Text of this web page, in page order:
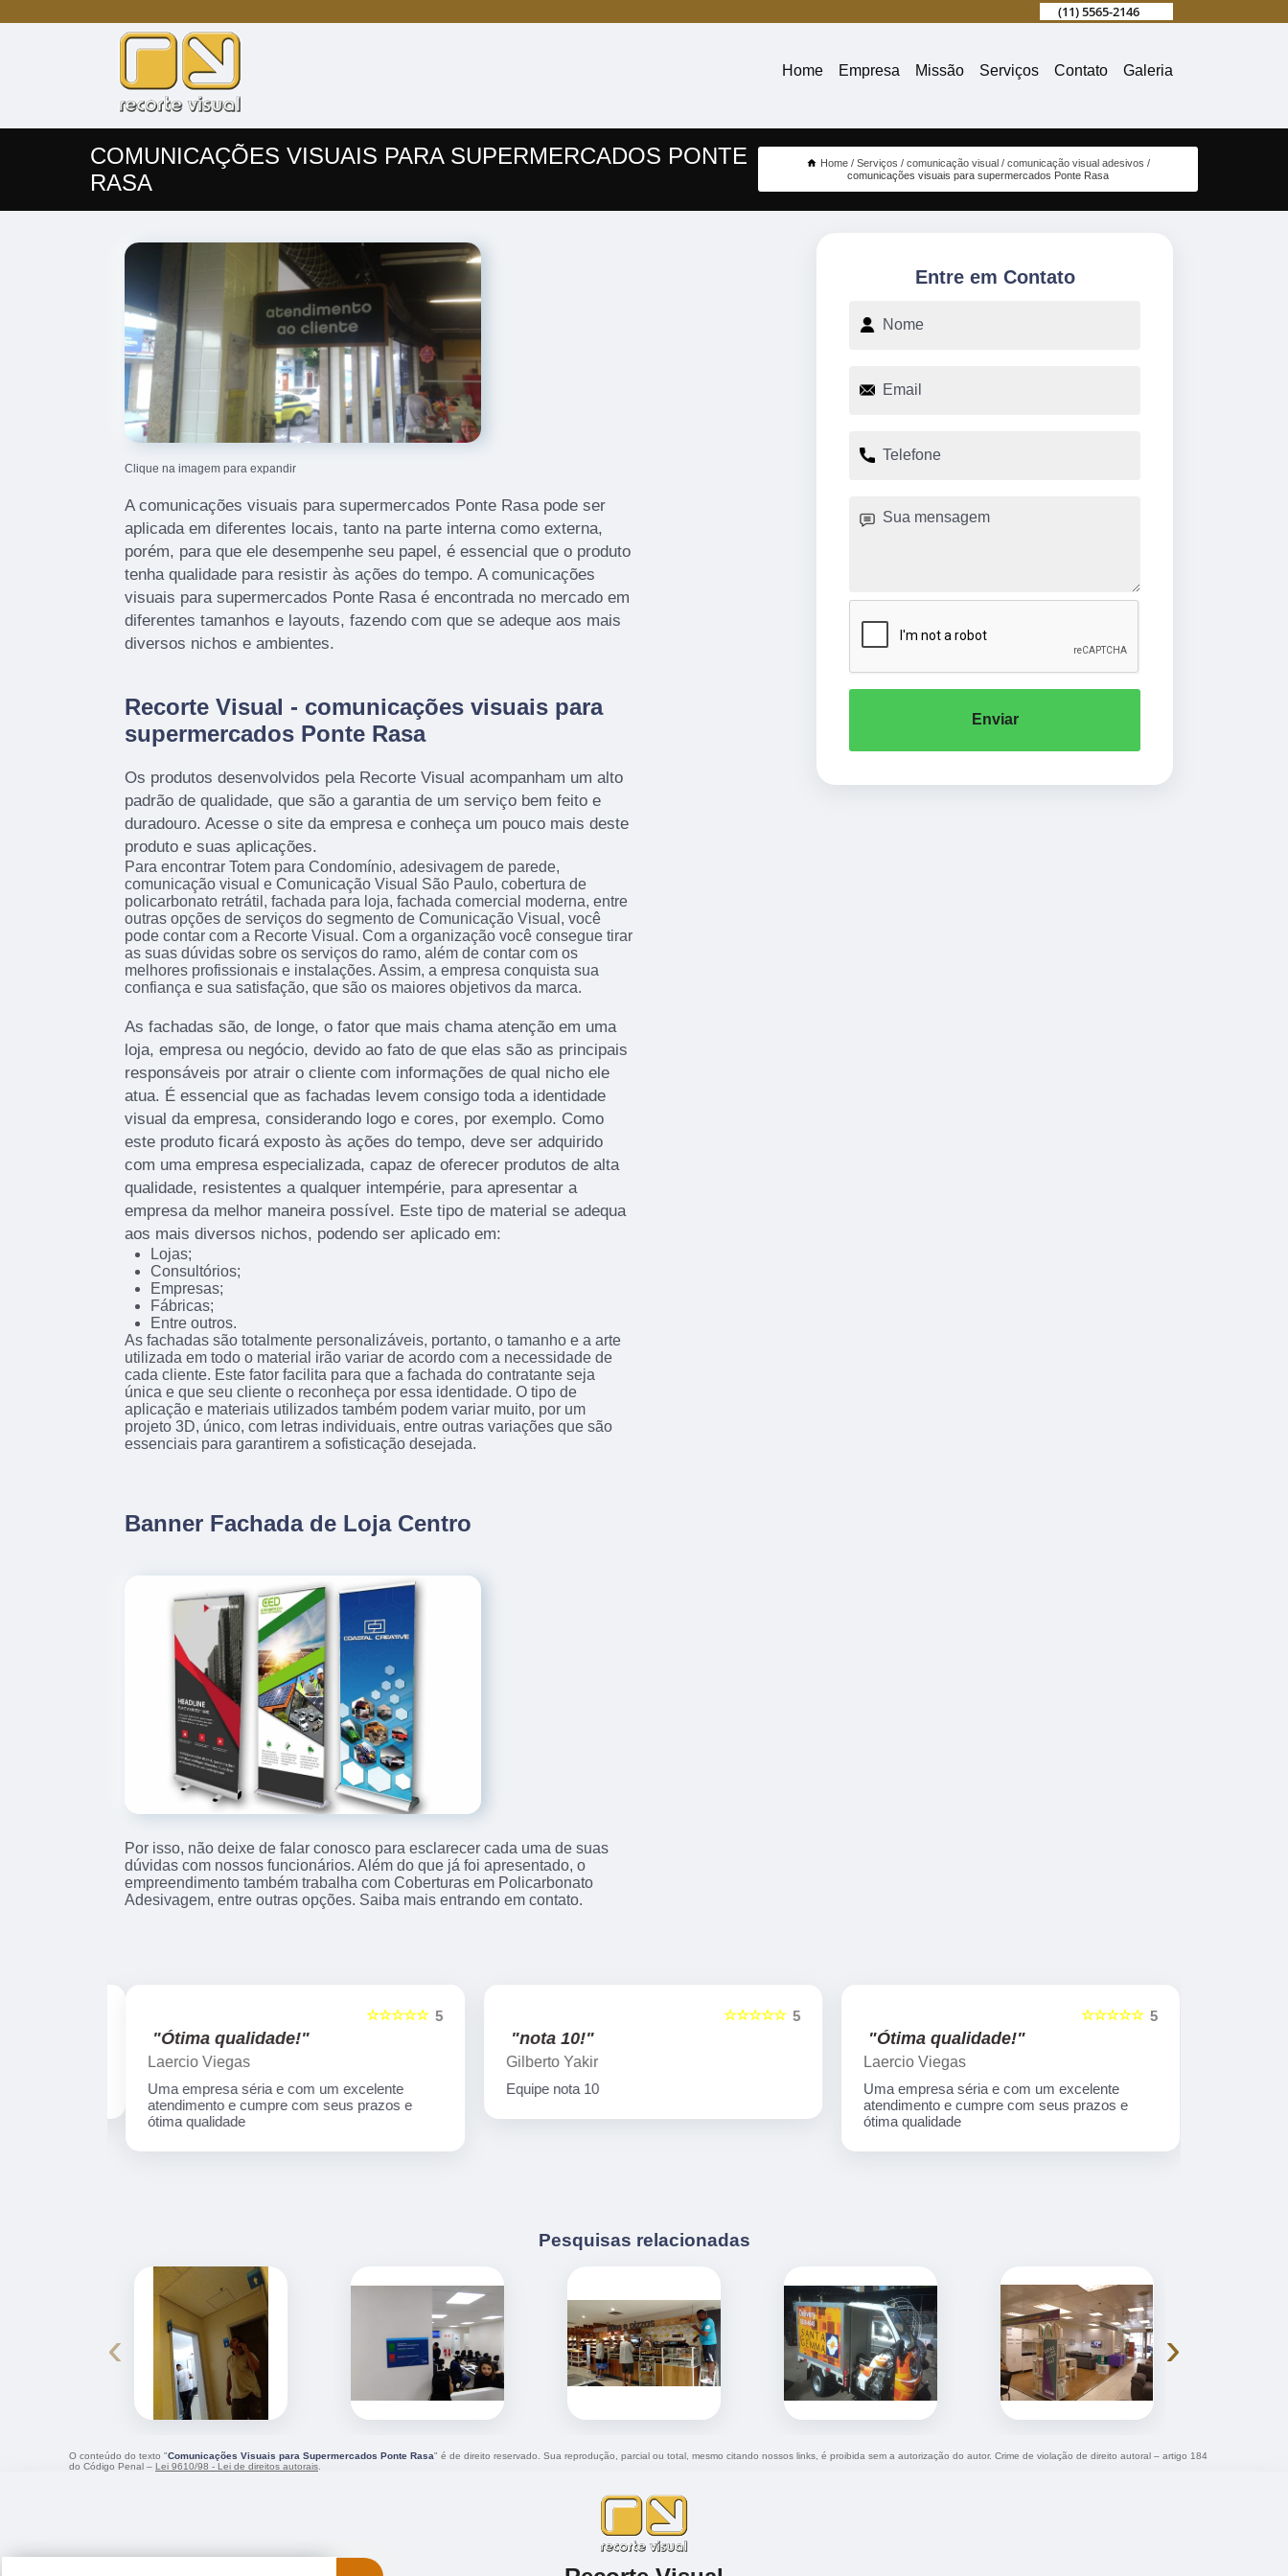
(11) 5565-2146
Home Empresa Missão Serviços Contato Galeria
COMUNICAÇÕES VISUAIS PARA SUPERMERCADOS PONTE
RASA
Home Serviços comunicação visual
comunicação visual adesivos
comunicações visuais para supermercados Ponte Rasa
Clique na imagem para expandir
A comunicações visuais para supermercados Ponte Rasa pode ser
aplicada em diferentes locais, tanto na parte interna como externa,
porém, para que ele desempenhe seu papel, é essencial que o produto
tenha qualidade para resistir às ações do tempo. A comunicações
visuais para supermercados Ponte Rasa é encontrada no mercado em
diferentes tamanhos e layouts, fazendo com que se adeque aos mais
diversos nichos e ambientes.
Recorte Visual - comunicações visuais para
supermercados Ponte Rasa
Os produtos desenvolvidos pela Recorte Visual acompanham um alto
padrão de qualidade, que são a garantia de um serviço bem feito e
duradouro. Acesse o site da empresa e conheça um pouco mais deste
produto e suas aplicações.
Para encontrar Totem para Condomínio, adesivagem de parede,
comunicação visual e Comunicação Visual São Paulo, cobertura de
policarbonato retrátil, fachada para loja, fachada comercial moderna, entre
outras opções de serviços do segmento de Comunicação Visual, você
pode contar com a Recorte Visual. Com a organização você consegue tirar
as suas dúvidas sobre os serviços do ramo, além de contar com os
melhores profissionais e instalações. Assim, a empresa conquista sua
confiança e sua satisfação, que são os maiores objetivos da marca.
As fachadas são, de longe, o fator que mais chama atenção em uma
loja, empresa ou negócio, devido ao fato de que elas são as principais
responsáveis por atrair o cliente com informações de qual nicho ele
atua. É essencial que as fachadas levem consigo toda a identidade
visual da empresa, considerando logo e cores, por exemplo. Como
este produto ficará exposto às ações do tempo, deve ser adquirido
com uma empresa especializada, capaz de oferecer produtos de alta
qualidade, resistentes a qualquer intempérie, para apresentar a
empresa da melhor maneira possível. Este tipo de material se adequa
aos mais diversos nichos, podendo ser aplicado em:
Lojas;
Consultórios;
Empresas;
Fábricas;
Entre outros.
As fachadas são totalmente personalizáveis, portanto, o tamanho e a arte
utilizada em todo o material irão variar de acordo com a necessidade de
cada cliente. Este fator facilita para que a fachada do contratante seja
única e que seu cliente o reconheça por essa identidade. O tipo de
aplicação e materiais utilizados também podem variar muito, por um
projeto 3D, único, com letras individuais, entre outras variações que são
essenciais para garantirem a sofisticação desejada.
Banner Fachada de Loja Centro
Por isso, não deixe de falar conosco para esclarecer cada uma de suas
dúvidas com nossos funcionários. Além do que já foi apresentado, o
empreendimento também trabalha com Coberturas em Policarbonato
Adesivagem, entre outras opções. Saiba mais entrando em contato.
Entre em Contato
Enviar
5
☆☆☆☆☆
"Ótima qualidade!"
Laercio Viegas
Uma empresa séria e com um excelente
atendimento e cumpre com seus prazos e
ótima qualidade
5
☆☆☆☆☆
"nota 10!"
Gilberto Yakir
Equipe nota 10
5
☆☆☆☆☆
"Ótima qualidade!"
Laercio Viegas
Uma empresa séria e com um excelente
atendimento e cumpre com seus prazos e
ótima qualidade
Pesquisas relacionadas
‹ ›
O conteúdo do texto "Comunicações Visuais para Supermercados Ponte Rasa" é de direito reservado. Sua reprodução, parcial ou total, mesmo citando nossos links, é proibida sem a autorização do autor. Crime de violação de direito autoral – artigo 184
do Código Penal – Lei 9610/98 - Lei de direitos autorais